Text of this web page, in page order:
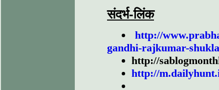
संदर्भ-लिंक
http://
gandhi-rajkumar-
http://
http://